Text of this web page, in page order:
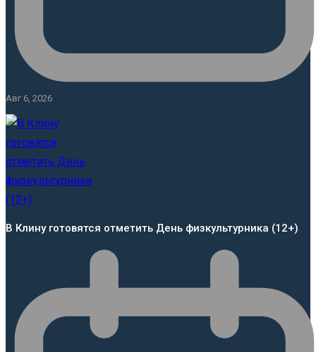
Авг 6, 2026
В Клину готовятся отметить День физкультурника (12+)